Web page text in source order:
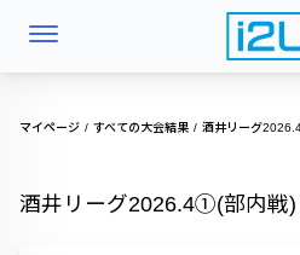
マイページ すべての大会結果 酒井リーグ
酒井リーグ2026.4①(部内戦)